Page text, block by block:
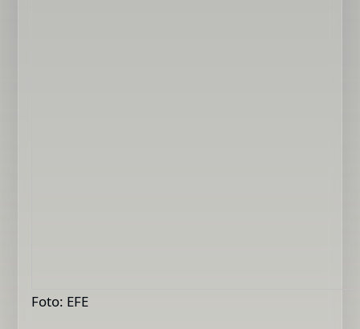
Foto: EFE